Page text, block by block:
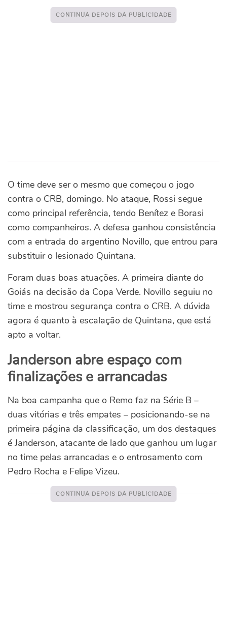
O time deve ser o mesmo que começou o jogo
contra o CRB, domingo. No ataque, Rossi segue
como principal referência, tendo Benítez e Borasi
como companheiros. A defesa ganhou consistência
com a entrada do argentino Novillo, que entrou para
substituir o lesionado Quintana.
Foram duas boas atuações. A primeira diante do
Goiás na decisão da Copa Verde. Novillo seguiu no
time e mostrou segurança contra o CRB. A dúvida
agora é quanto à escalação de Quintana, que está
apto a voltar.
Janderson abre espaço com
finalizações e arrancadas
Na boa campanha que o Remo faz na Série B –
duas vitórias e três empates – posicionando-se na
primeira página da classificação, um dos destaques
é Janderson, atacante de lado que ganhou um lugar
no time pelas arrancadas e o entrosamento com
Pedro Rocha e Felipe Vizeu.